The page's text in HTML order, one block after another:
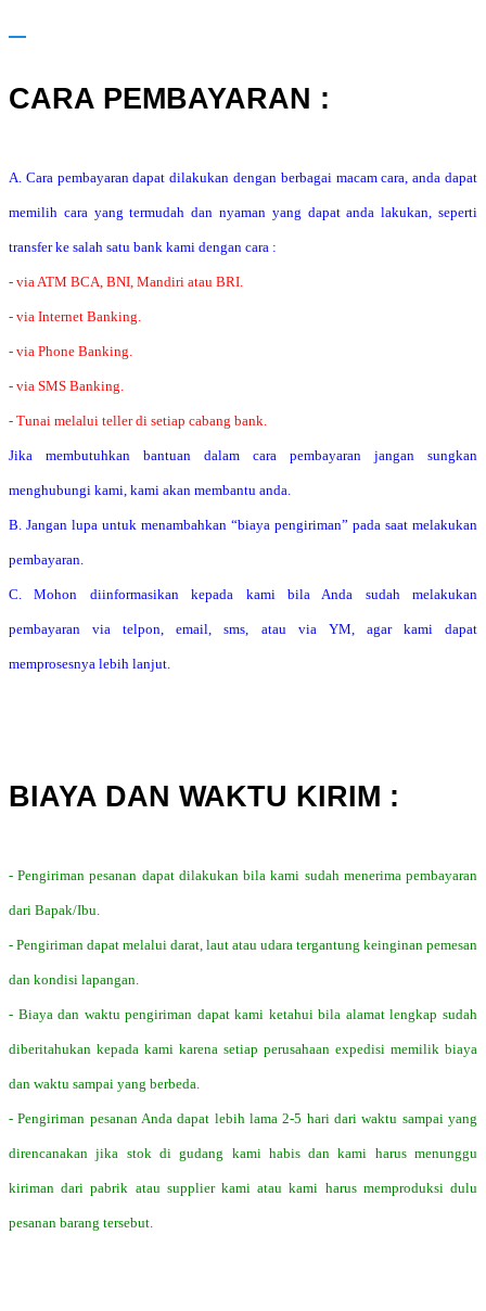
CARA PEMBAYARAN :
A. Cara pembayaran dapat dilakukan dengan berbagai macam cara, anda dapat
memilih cara yang termudah dan nyaman yang dapat anda lakukan, seperti
transfer ke salah satu bank kami dengan cara :
- via ATM BCA, BNI, Mandiri atau BRI.
- via Internet Banking.
- via Phone Banking.
- via SMS Banking.
- Tunai melalui teller di setiap cabang bank.
Jika membutuhkan bantuan dalam cara pembayaran jangan sungkan
menghubungi kami, kami akan membantu anda.
B. Jangan lupa untuk menambahkan “biaya pengiriman” pada saat melakukan
pembayaran.
C. Mohon diinformasikan kepada kami bila Anda sudah melakukan
pembayaran via telpon, email, sms, atau via YM, agar kami dapat
memprosesnya lebih lanjut.
BIAYA DAN WAKTU KIRIM :
- Pengiriman pesanan dapat dilakukan bila kami sudah menerima pembayaran
dari Bapak/Ibu.
- Pengiriman dapat melalui darat, laut atau udara tergantung keinginan pemesan
dan kondisi lapangan.
- Biaya dan waktu pengiriman dapat kami ketahui bila alamat lengkap sudah
diberitahukan kepada kami karena setiap perusahaan expedisi memilik biaya
dan waktu sampai yang berbeda.
- Pengiriman pesanan Anda dapat lebih lama 2-5 hari dari waktu sampai yang
direncanakan jika stok di gudang kami habis dan kami harus menunggu
kiriman dari pabrik atau supplier kami atau kami harus memproduksi dulu
pesanan barang tersebut.